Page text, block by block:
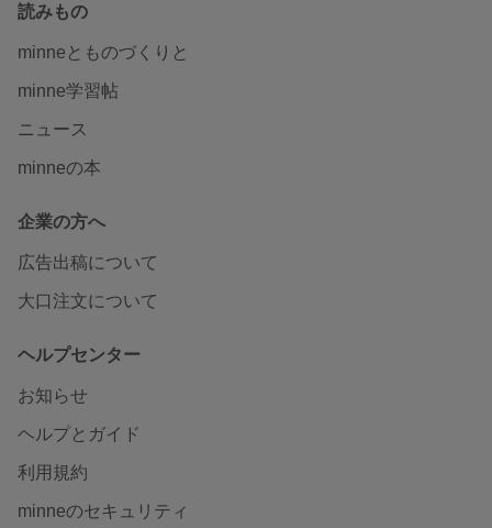
読みもの
minneとものづくりと
minne学習帖
ニュース
minneの本
企業の方へ
広告出稿について
大口注文について
ヘルプセンター
お知らせ
ヘルプとガイド
利用規約
minneのセキュリティ